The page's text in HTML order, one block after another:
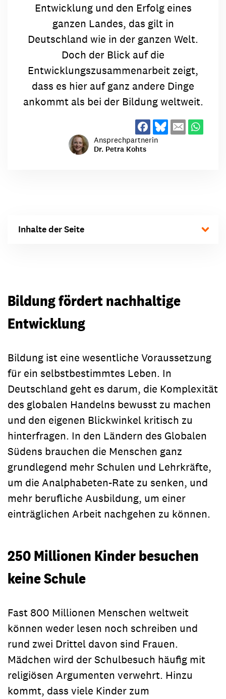
Entwicklung und den Erfolg eines
ganzen Landes, das gilt in
Deutschland wie in der ganzen Welt.
Doch der Blick auf die
Entwicklungszusammenarbeit zeigt,
dass es hier auf ganz andere Dinge
ankommt als bei der Bildung weltweit.
Ansprechpartnerin
Dr. Petra Kohts
Inhalte der Seite
Bildung fördert nachhaltige
Entwicklung
Bildung ist eine wesentliche Voraussetzung
für ein selbstbestimmtes Leben. In
Deutschland geht es darum, die Komplexität
des globalen Handelns bewusst zu machen
und den eigenen Blickwinkel kritisch zu
hinterfragen. In den Ländern des Globalen
Südens brauchen die Menschen ganz
grundlegend mehr Schulen und Lehrkräfte,
um die Analphabeten-Rate zu senken, und
mehr berufliche Ausbildung, um einer
einträglichen Arbeit nachgehen zu können.
250 Millionen Kinder besuchen
keine Schule
Fast 800 Millionen Menschen weltweit
können weder lesen noch schreiben und
rund zwei Drittel davon sind Frauen.
Mädchen wird der Schulbesuch häufig mit
religiösen Argumenten verwehrt. Hinzu
kommt, dass viele Kinder zum